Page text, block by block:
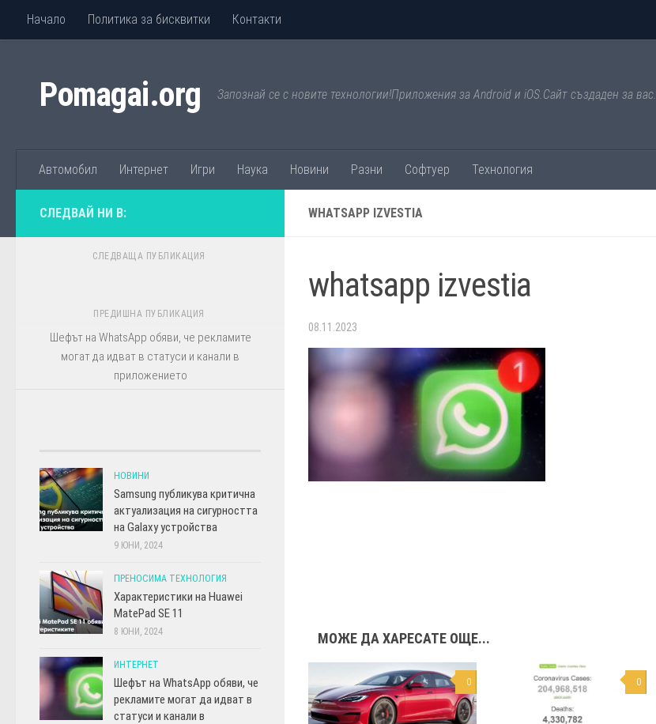
Към съдържанието
Начало Политика за бисквитки Контакти
Pomagai.org Запознай се с новите технологии!Приложения за Android и iOS.Сайт създаден за вас.
Автомобил Интернет Игри Наука Новини Разни Софтуер Технология
WHATSAPP IZVESTIA
whatsapp izvestia
08.11.2023
МОЖЕ ДА ХАРЕСАТЕ ОЩЕ...
0 0
СЛЕДВАЙ НИ В:
СЛЕДВАЩА ПУБЛИКАЦИЯ
ПРЕДИШНА ПУБЛИКАЦИЯ
Шефът на WhatsApp обяви, че рекламите
могат да идват в статуси и канали в
приложението
НОВИНИ
Samsung публикува критична
актуализация на сигурността
на Galaxy устройства
9 ЮНИ, 2024
ПРЕНОСИМА ТЕХНОЛОГИЯ
Характеристики на Huawei
MatePad SE 11
8 ЮНИ, 2024
ИНТЕРНЕТ
Шефът на WhatsApp обяви, че
рекламите могат да идват в
статуси и канали в